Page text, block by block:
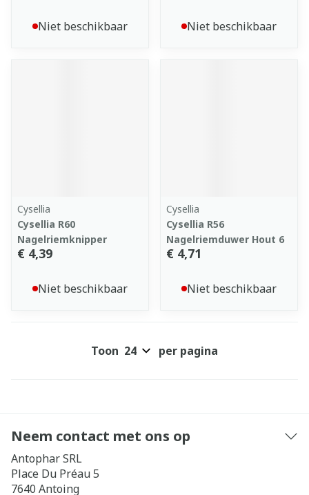
Niet beschikbaar Niet beschikbaar
Cysellia
Cysellia R60
Nagelriemknipper
€ 4,39
Niet beschikbaar
Cysellia
Cysellia R56
Nagelriemduwer Hout 6
€ 4,71
Niet beschikbaar
Toon per pagina
Neem contact met ons op
Antophar SRL
Place Du Préau 5
7640 Antoing